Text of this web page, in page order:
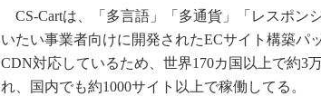
CS-Cartは、「多言語」「多通貨」「レスポン
いたい事業者向けに開発されたECサイト構築パ
CDN対応しているため、世界170カ国以上で約3
れ、国内でも約1000サイト以上で稼働してる。